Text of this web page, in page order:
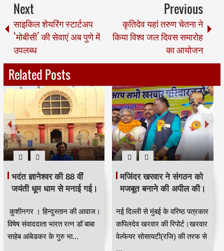
Next
साइकिल शेयरिंग स्टार्टअप
‘मोबीसी’ की सेवाएं अब पुणे में
उपलब्ध
Previous
कृतिदेव यहां तरुण चेतना ने
किया विश्व जल दिवस समारोह
का आयोजन
Related Posts
भदंत ज्ञानेश्वर की 88 वीं
जयंती धूम धाम से मनाई गई।
कुशीनगर । हिन्दुस्तान की आवाज।
विषेष संवाददाता भारत रत्न डॉ बाबा
साहेब आंबेडकर के गुरु भा...
मजिंदर खरवार ने संगठन को
मजबूत बनाने की अपील की।
नई दिल्ली से मुंबई के वरिष्ठ पत्रकार
कपिलदेव खरवार की रिपोर्ट।खरवार
वेल्फेयर सोसायटी(रजि) की तरफ से
...